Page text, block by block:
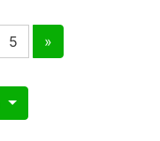
5 »